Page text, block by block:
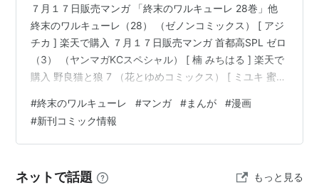
７月１７日販売マンガ 「終末のワルキューレ 28巻」他
終末のワルキューレ（28） （ゼノンコミックス） [ アジ
チカ ] 楽天で購入 ７月１７日販売マンガ 首都高SPL ゼロ
（3） （ヤンマガKCスペシャル） [ 楠 みちはる ] 楽天で
購入 野良猫と狼 7 （花とゆめコミックス） [ ミユキ 蜜蜂
ス） [ ミユキ 蜜蜂 ] 楽天で購入 地政学ボーイズ ～国がサ
ラリーマンになって働く会社～ 9 （ヤングチャンピオ
ン・コミックス） [ 理央 ] 楽天で購入 ダイヤモンドの功
#終末のワルキューレ #マンガ #まんが #漫画
#新刊コミック情報
ネットで話題 もっと見る